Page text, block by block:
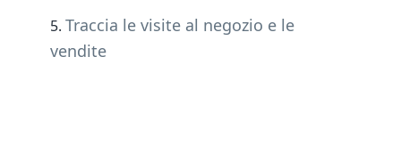
Traccia le visite al negozio e le
vendite